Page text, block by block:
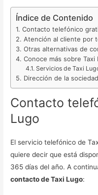
Índice de Contenido
Contacto telefónico
Atención al cliente por
Otras alternativas de
Conoce más sobre Taxi
Servicios de Taxi
Dirección de la
Contacto
Lugo
El servicio telefónico de
quiere decir que está
365 días del año. A
contacto de Taxi Lugo: